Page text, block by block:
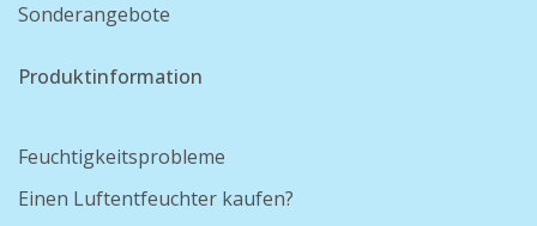
Sonderangebote
Produktinformation
Feuchtigkeitsprobleme
Einen Luftentfeuchter kaufen?